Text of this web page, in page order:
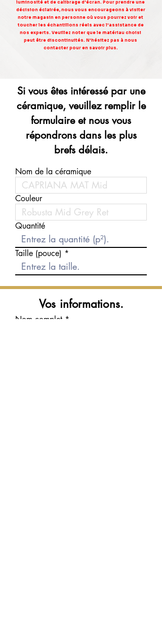
luminosité et de calibrage d'écran. Pour prendre une
décision éclairée, nous vous encourageons à visiter
notre magasin en personne où vous pourrez voir et
toucher les échantillons réels avec l'assistance de
nos experts. Veuillez noter que le matériau choisi
peut être discontinuités. N'hésitez pas à nous
contacter pour en savoir plus.
Si vous êtes intéressé par une
céramique, veuillez remplir le
formulaire et nous vous
répondrons dans les plus
brefs délais.
Nom de la céramique
Couleur
Quantité
Taille (pouce)
Vos informations.
Nom complet